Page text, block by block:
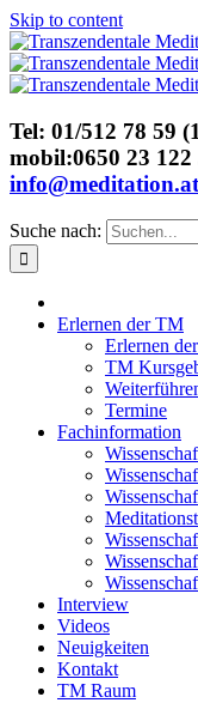
Skip to content
Tel: 01/512 78 59
mobil:0650 23 122
info@meditation.at
Suche nach:
Erlernen der TM
Erlernen
TM
Termine
Fachinformation
Interview
Videos
Neuigkeiten
Kontakt
TM Raum